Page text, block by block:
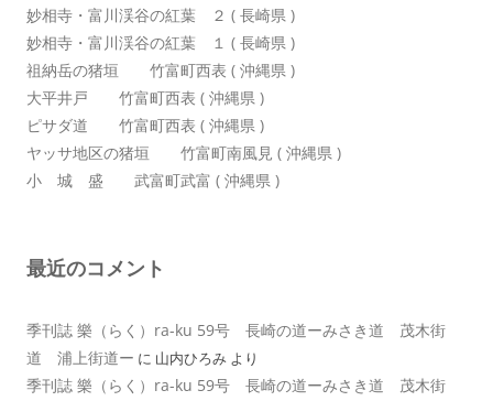
妙相寺・富川渓谷の紅葉 ２ ( 長崎県 )
妙相寺・富川渓谷の紅葉 １ ( 長崎県 )
祖納岳の猪垣 竹富町西表 ( 沖縄県 )
大平井戸 竹富町西表 ( 沖縄県 )
ピサダ道 竹富町西表 ( 沖縄県 )
ヤッサ地区の猪垣 竹富町南風見 ( 沖縄県 )
小 城 盛 武富町武富 ( 沖縄県 )
最近のコメント
季刊誌 樂（らく）ra-ku 59号 長崎の道ーみさき道 茂木街
道 浦上街道ー に 山内ひろみ より
季刊誌 樂（らく）ra-ku 59号 長崎の道ーみさき道 茂木街